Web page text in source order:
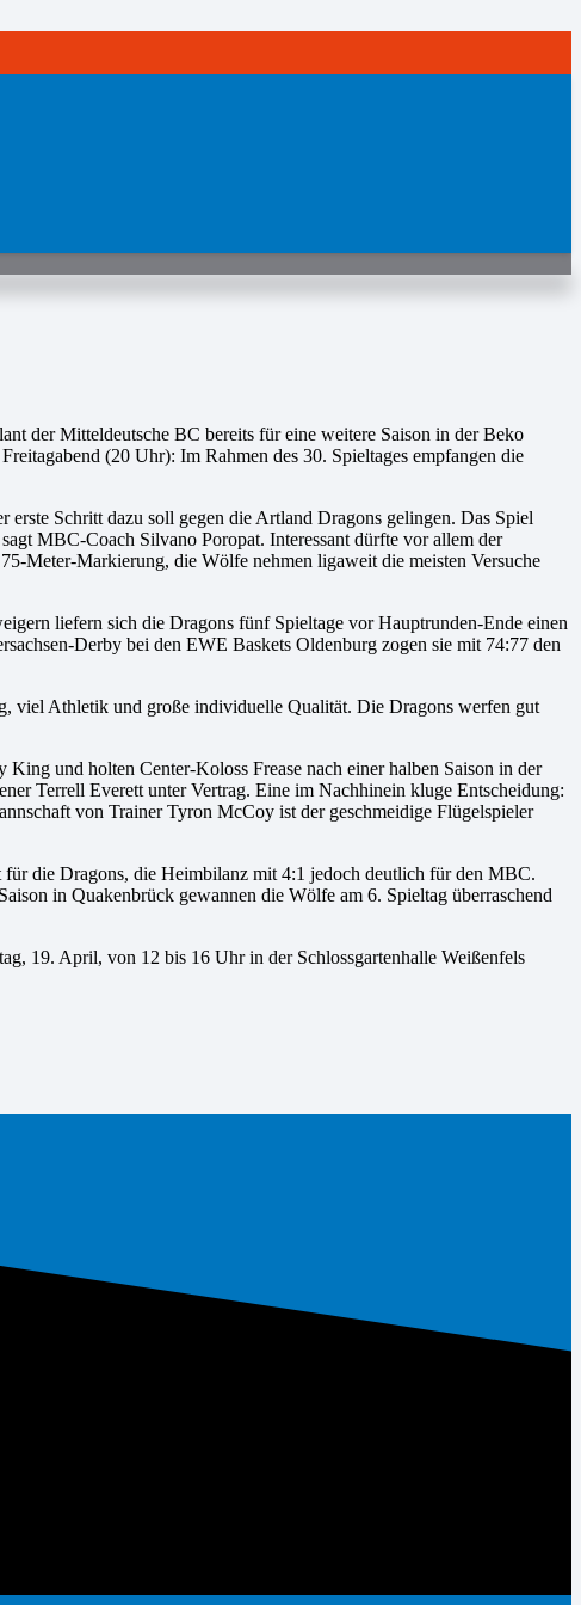
der Mitteldeutsche BC bereits für eine weitere Saison in der Beko
(20 Uhr): Im Rahmen des 30. Spieltages empfangen die
Schritt dazu soll gegen die Artland Dragons gelingen. Das Spiel
MBC-Coach Silvano Poropat. Interessant dürfte vor allem der
Meter-Markierung, die Wölfe nehmen ligaweit die meisten Versuche
liefern sich die Dragons fünf Spieltage vor Hauptrunden-Ende einen
Derby bei den EWE Baskets Oldenburg zogen sie mit 74:77 den
viel Athletik und große individuelle Qualität. Die Dragons werfen gut
und holten Center-Koloss Frease nach einer halben Saison in der
Terrell Everett unter Vertrag. Eine im Nachhinein kluge Entscheidung:
von Trainer Tyron McCoy ist der geschmeidige Flügelspieler
die Dragons, die Heimbilanz mit 4:1 jedoch deutlich für den MBC.
in Quakenbrück gewannen die Wölfe am 6. Spieltag überraschend
19. April, von 12 bis 16 Uhr in der Schlossgartenhalle Weißenfels